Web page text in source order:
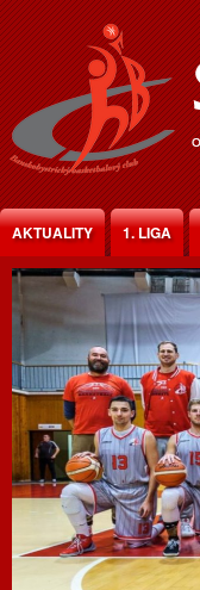
Jump to Content
AKTUALITY 1. LIGA